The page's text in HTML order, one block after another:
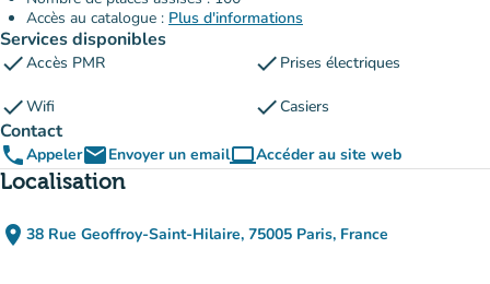
Accès au catalogue : Plus d'informations
Services disponibles
checkAccès PMR check Prises électriques
checkWifi checkCasiers
Contact
phoneAppeleremailEnvoyer un emailcomputerAccéder au site web
(nouvel onglet)
Localisation
place 38 Rue Geoffroy-Saint-Hilaire, 75005 Paris, France
(ouvrir dans Google Maps)
(nouvel onglet)